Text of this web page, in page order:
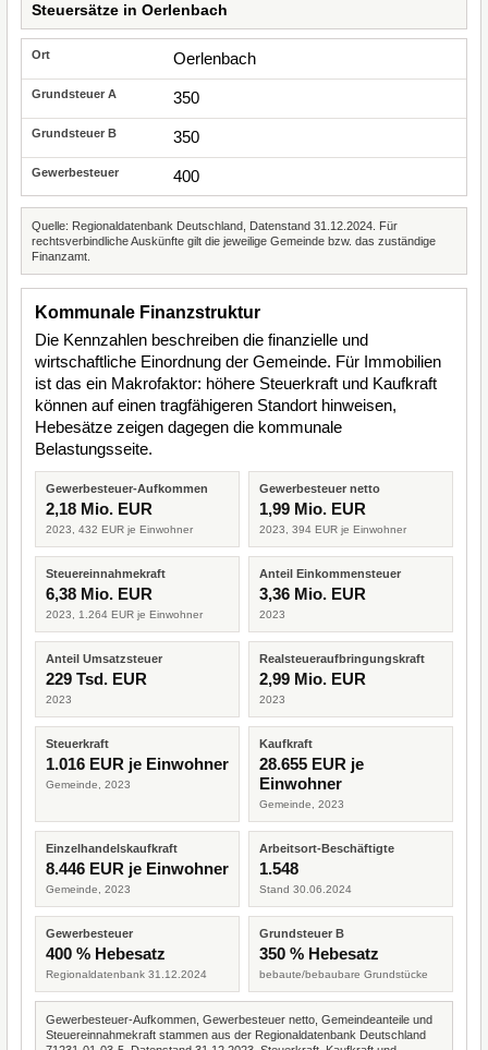
Steuersätze in Oerlenbach
Oerlenbach
350
350
400
Quelle: Regionaldatenbank Deutschland, Datenstand 31.12.2024. Für
rechtsverbindliche Auskünfte gilt die jeweilige Gemeinde bzw. das zuständige
Finanzamt.
Kommunale Finanzstruktur
Die Kennzahlen beschreiben die finanzielle und
wirtschaftliche Einordnung der Gemeinde. Für Immobilien
ist das ein Makrofaktor: höhere Steuerkraft und Kaufkraft
können auf einen tragfähigeren Standort hinweisen,
Hebesätze zeigen dagegen die kommunale
Belastungsseite.
Gewerbesteuer-Aufkommen
2,18 Mio. EUR
2023, 432 EUR je Einwohner
Gewerbesteuer netto
1,99 Mio. EUR
2023, 394 EUR je Einwohner
Steuereinnahmekraft
6,38 Mio. EUR
2023, 1.264 EUR je Einwohner
Anteil Einkommensteuer
3,36 Mio. EUR
2023
Anteil Umsatzsteuer
229 Tsd. EUR
2023
Realsteueraufbringungskraft
2,99 Mio. EUR
2023
Steuerkraft
1.016 EUR je Einwohner
Gemeinde, 2023
Kaufkraft
28.655 EUR je
Einwohner
Gemeinde, 2023
Einzelhandelskaufkraft
8.446 EUR je Einwohner
Gemeinde, 2023
Arbeitsort-Beschäftigte
1.548
Stand 30.06.2024
Gewerbesteuer
400 % Hebesatz
Regionaldatenbank 31.12.2024
Grundsteuer B
350 % Hebesatz
bebaute/bebaubare Grundstücke
Gewerbesteuer-Aufkommen, Gewerbesteuer netto, Gemeindeanteile und
Steuereinnahmekraft stammen aus der Regionaldatenbank Deutschland